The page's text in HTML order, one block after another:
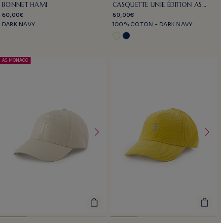
BONNET HAMI
60,00€
DARK NAVY
CASQUETTE UNIE ÉDITION AS
MONACO
60,00€
100% COTON - DARK NAVY
AS MONACO